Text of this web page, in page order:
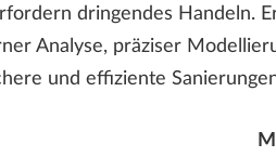
dringendes Handeln.
Analyse, präziser
und effiziente